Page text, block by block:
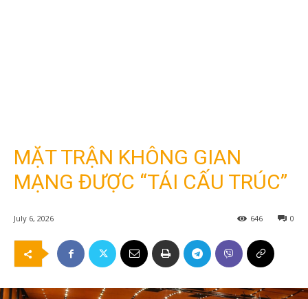
MẶT TRẬN KHÔNG GIAN
MẠNG ĐƯỢC “TÁI CẤU TRÚC”
July 6, 2026 0
646